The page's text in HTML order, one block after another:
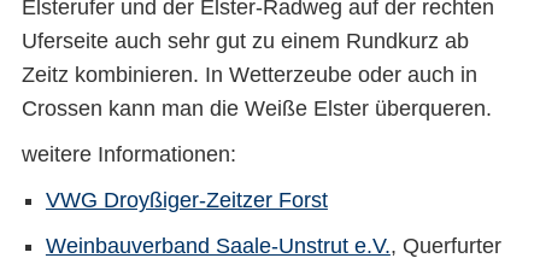
Elsterufer und der Elster-Radweg auf der rechten
Uferseite auch sehr gut zu einem Rundkurz ab
Zeitz kombinieren. In Wetterzeube oder auch in
Crossen kann man die Weiße Elster überqueren.
weitere Informationen:
VWG Droyßiger-Zeitzer Forst
Weinbauverband Saale-Unstrut e.V., Querfurter